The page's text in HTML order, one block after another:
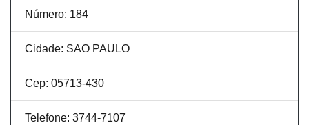
Número: 184
Cidade: SAO PAULO
Cep: 05713-430
Telefone: 3744-7107